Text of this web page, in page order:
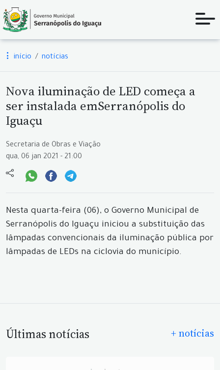
início notícias
Nova iluminação de LED começa a
ser instalada emSerranópolis do
Iguaçu
Secretaria de Obras e Viação
qua, 06 jan 2021 - 21:00
Nesta quarta-feira (06), o Governo Municipal de
Serranópolis do Iguaçu iniciou a substituição das
lâmpadas convencionais da iluminação pública por
lâmpadas de LEDs na ciclovia do município.
Últimas notícias + notícias